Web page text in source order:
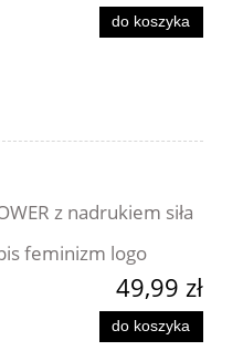
do koszyka
z nadrukiem siła
feminizm logo
49,99 zł
do koszyka